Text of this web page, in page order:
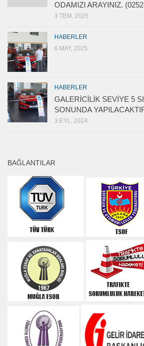
ODAMIZI ARAYINIZ.
3 TEM, 2025
HABERLER
6 MAY, 2025
HABERLER
GALERİCİLİK SEVİYE 5
SONUNDA
3 EYL, 2024
BAĞLANTILAR